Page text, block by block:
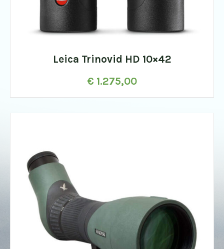
Leica Trinovid HD 10×42
€ 1.275,00